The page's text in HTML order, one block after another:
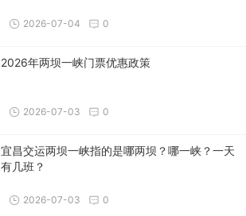
0
2026-07-04
2026年两坝一峡门票优惠政策
0
2026-07-03
宜昌交运两坝一峡指的是哪两坝？哪一峡？一天
有几班？
0
2026-07-03